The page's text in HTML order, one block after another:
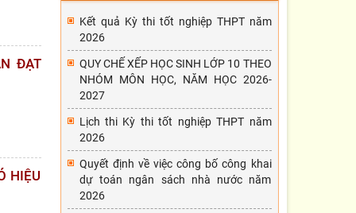
ĐẠT
HIỆU
Kết quả Kỳ thi tốt nghiệp THPT năm
2026
QUY CHẾ XẾP HỌC SINH LỚP 10 THEO
NHÓM MÔN HỌC, NĂM HỌC 2026-
2027
Lịch thi Kỳ thi tốt nghiệp THPT năm
2026
Quyết định về việc công bố công khai
dự toán ngân sách nhà nước năm
2026